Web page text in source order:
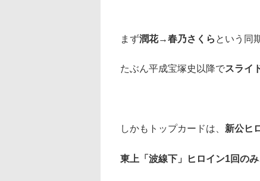
まず潤花→春乃さくら という同
たぶん平成宝塚史以降でスライ
しかもトップカードは、 新公ヒ
東上「波線下」ヒロイン1回のみ